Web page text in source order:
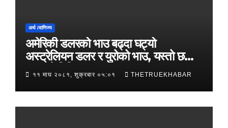
अर्थ /वाणिज्य
अमेरिकी डलरको भाउ बढ्दा घट्यो
अस्ट्रेलियन डलर र युरोको भाउ, यस्तो छ
आजको विनिमयदर
११ माघ २०८१, शुक्रबार ०५:०१ THETRUEKHABAR